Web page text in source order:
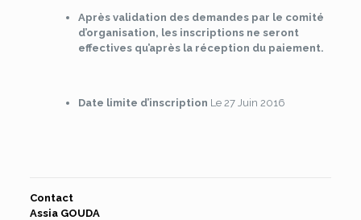
Après validation des demandes par le comité
d’organisation, les inscriptions ne seront
effectives qu’après la réception du paiement.
Date limite d’inscription Le 27 Juin 2016
Contact
Assia GOUDA